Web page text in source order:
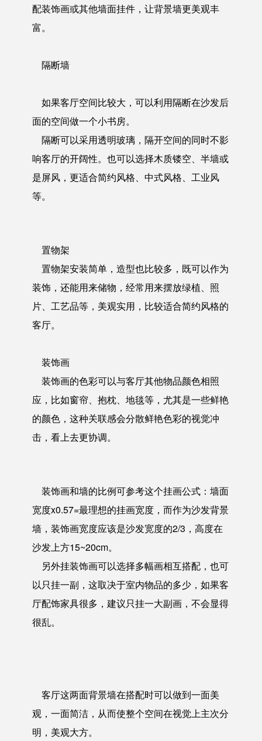
配装饰画或其他墙面挂件，让背景墙更美观丰
富。
隔断墙
如果客厅空间比较大，可以利用隔断在沙发后
面的空间做一个小书房。
隔断可以采用透明玻璃，隔开空间的同时不影
响客厅的开阔性。也可以选择木质镂空、半墙或
是屏风，更适合简约风格、中式风格、工业风
等。
置物架
置物架安装简单，造型也比较多，既可以作为
装饰，还能用来储物，经常用来摆放绿植、照
片、工艺品等，美观实用，比较适合简约风格的
客厅。
装饰画
装饰画的色彩可以与客厅其他物品颜色相照
应，比如窗帘、抱枕、地毯等，尤其是一些鲜艳
的颜色，这种关联感会分散鲜艳色彩的视觉冲
击，看上去更协调。
装饰画和墙的比例可参考这个挂画公式：墙面
宽度x0.57=最理想的挂画宽度，而作为沙发背景
墙，装饰画宽度应该是沙发宽度的2/3，高度在
沙发上方15~20cm。
另外挂装饰画可以选择多幅画相互搭配，也可
以只挂一副，这取决于室内物品的多少，如果客
厅配饰家具很多，建议只挂一大副画，不会显得
很乱。
客厅这两面背景墙在搭配时可以做到一面美
观，一面简洁，从而使整个空间在视觉上主次分
明，美观大方。